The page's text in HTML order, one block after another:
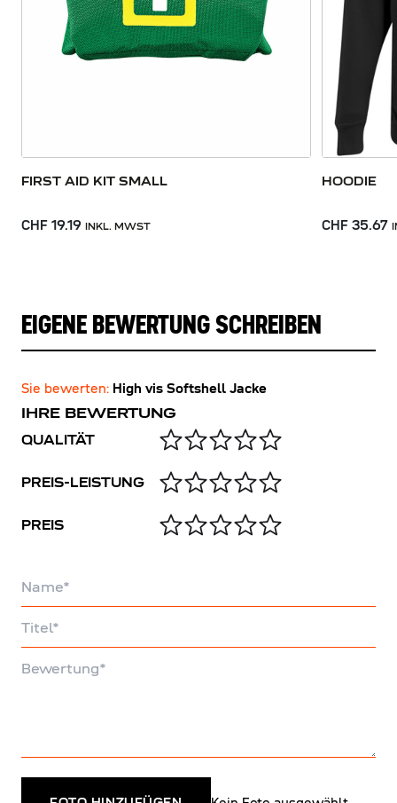
FIRST AID KIT SMALL
CHF 19.19 INKL. MWST
HOODIE
CHF 35.67
EIGENE BEWERTUNG SCHREIBEN
Sie bewerten: High vis Softshell Jacke
IHRE BEWERTUNG
QUALITÄT
PREIS-LEISTUNG
PREIS